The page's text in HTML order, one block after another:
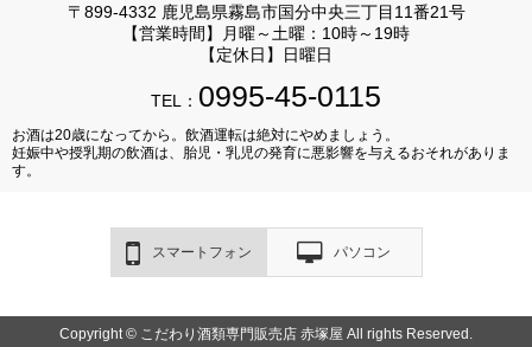
〒899-4332 鹿児島県霧島市国分中央三丁目11番21号
【営業時間】月曜～土曜：10時～19時
【定休日】日曜日
TEL： 0995-45-0115
お酒は20歳になってから。飲酒運転は絶対にやめましょう。
妊娠中や授乳期の飲酒は、胎児・乳児の発育に悪影響を与えるおそれがありま
す。
スマートフォン パソコン
Copyright © こだわり酒類専門販売店 赤塚屋 All rights Reserved.